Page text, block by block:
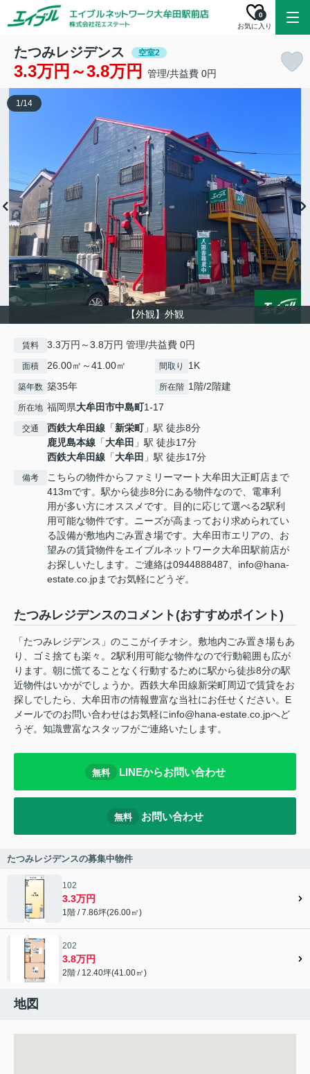
お気に入り
0
たつみレジデンス 空室2
3.3万円～3.8万円 管理/共益費 0円
【外観】外観
1/14
賃料 3.3万円～3.8万円 管理/共益費 0円
面積 26.00㎡～41.00㎡ 間取り 1K
築年数 築35年 所在階 1階/2階建
所在地 福岡県大牟田市中島町1-17
交通 西鉄大牟田線 「新栄町」駅 徒歩8分
鹿児島本線 「大牟田 」駅 徒歩17分
西鉄大牟田線 「大牟田 」駅 徒歩17分
備考
こちらの物件からファミリーマート大牟田大正町店まで
413mです。駅から徒歩8分にある物件なので、電車利
用が多い方にオススメです。目的に応じて選べる2駅利
用可能な物件です。ニーズが高まっており求められてい
る設備が敷地内ごみ置き場です。大牟田市エリアの、お
望みの賃貸物件をエイブルネットワーク大牟田駅前店が
お探しいたします。ご連絡は0944888487、info@hana-
estate.co.jpまでお気軽にどうぞ。
たつみレジデンスのコメント(おすすめポイント)
「たつみレジデンス」のここがイチオシ。敷地内ごみ置き場もあ
り、ゴミ捨ても楽々。2駅利用可能な物件なので行動範囲も広が
ります。朝に慌てることなく行動するために駅から徒歩8分の駅
近物件はいかがでしょうか。西鉄大牟田線新栄町周辺で賃貸をお
探しでしたら、大牟田市の情報豊富な当社にお任せください。E
メールでのお問い合わせはお気軽にinfo@hana-estate.co.jpへど
うぞ。知識豊富なスタッフがご連絡いたします。
無料 LINEからお問い合わせ
無料 お問い合わせ
たつみレジデンスの募集中物件
102
3.3万円
1階 / 7.86坪(26.00㎡)
202
3.8万円
2階 / 12.40坪(41.00㎡)
地図